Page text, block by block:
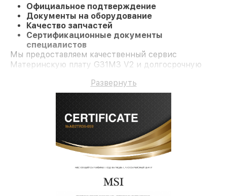
Официальное подтверждение
Документы на оборудование
Качество запчастей
Сертификационные документы
специалистов
Мы предоставляем качественный сервис
Материнскую плату G31M3 V2 и долгосрочную
Развернуть